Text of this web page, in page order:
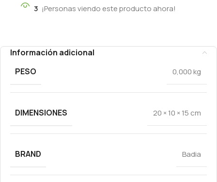
3 ¡Personas viendo este producto ahora!
Información adicional
PESO
0,000 kg
DIMENSIONES 20 × 10 × 15 cm
BRAND Badia